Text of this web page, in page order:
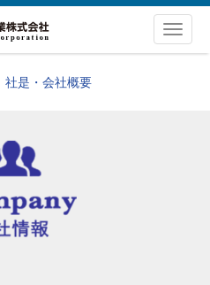
社是・会社概要